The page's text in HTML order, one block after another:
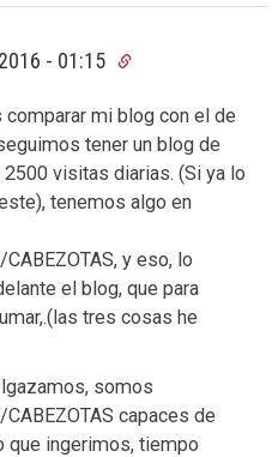
- 01:15
mi blog con el de
tener un blog de
visitas diarias. (Si ya lo
tenemos algo en
y eso, lo
el blog, que para
tres cosas he
somos
CABEZOTAS capaces de
que ingerimos, tiempo